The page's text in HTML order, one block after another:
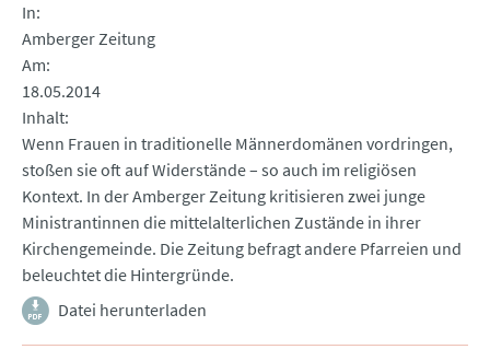
In
Amberger Zeitung
Am
18.05.2014
Inhalt
Wenn Frauen in traditionelle Männerdomänen vordringen,
stoßen sie oft auf Widerstände – so auch im religiösen
Kontext. In der Amberger Zeitung kritisieren zwei junge
Ministrantinnen die mittelalterlichen Zustände in ihrer
Kirchengemeinde. Die Zeitung befragt andere Pfarreien und
beleuchtet die Hintergründe.
Datei herunterladen